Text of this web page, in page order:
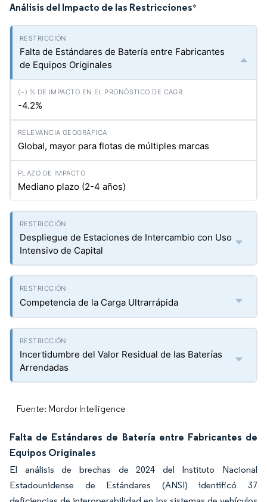
Análisis del Impacto de las Restricciones*
Falta de Estándares de Batería entre Fabricantes
de Equipos Originales
-4.2%
Global, mayor para flotas de múltiples marcas
Mediano plazo (2-4 años)
Despliegue de Estaciones de Intercambio con Uso
Intensivo de Capital
Competencia de la Carga Ultrarrápida
Incertidumbre del Valor Residual de las Baterías
Arrendadas
Fuente: Mordor Intelligence
Falta de Estándares de Batería entre Fabricantes de
Equipos Originales
El análisis de brechas de 2024 del Instituto Nacional
Estadounidense de Estándares (ANSI) identificó 37